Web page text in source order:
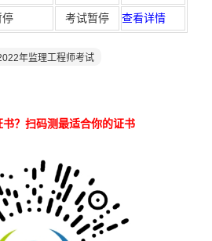
停 考试暂停 查看详情
年监理工程师考试
？扫码测最适合你的证书